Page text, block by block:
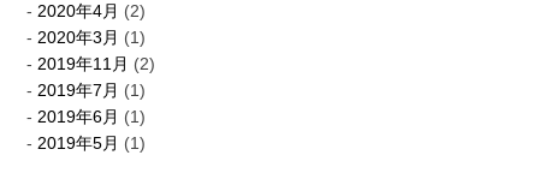
2020年4月 (2)
2020年3月 (1)
2019年11月 (2)
2019年7月 (1)
2019年6月 (1)
2019年5月 (1)